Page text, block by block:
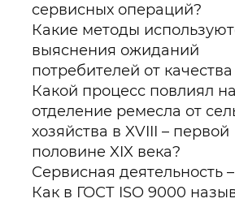
сервисных операций?
Какие методы
выяснения ожиданий
потребителей от качества
Какой процесс повлиял на
отделение ремесла от
хозяйства в XVIII – первой
половине XIX века?
Сервисная деятельность
Как в ГОСТ ISO 9000